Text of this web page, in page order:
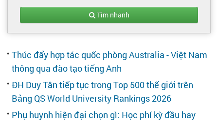
Nhà tuyển dụng
Tìm nhanh
Thúc đẩy hợp tác quốc phòng Australia - Việt Nam
thông qua đào tạo tiếng Anh
ĐH Duy Tân tiếp tục trong Top 500 thế giới trên
Bảng QS World University Rankings 2026
Phụ huynh hiện đại chọn gì: Học phí kỳ đầu hay